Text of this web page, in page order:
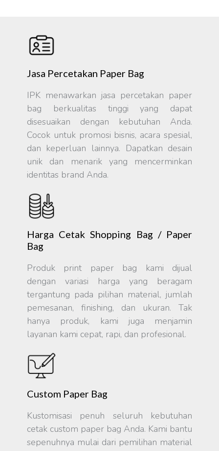
Jasa Percetakan Paper Bag
IPK menawarkan jasa percetakan paper
bag berkualitas tinggi yang dapat
disesuaikan dengan kebutuhan Anda.
Cocok untuk promosi bisnis, acara spesial,
dan keperluan lainnya. Dapatkan desain
unik dan menarik yang mencerminkan
identitas brand Anda.
Harga Cetak Shopping Bag / Paper
Bag
Produk print paper bag kami dijual
dengan variasi harga yang beragam
tergantung pada pilihan material, jumlah
pemesanan, finishing, dan ukuran. Tak
hanya produk, kami juga menjamin
layanan kami cepat, rapi, dan profesional.
Custom Paper Bag
Kustomisasi penuh seluruh kebutuhan
cetak custom paper bag Anda. Kami bantu
sepenuhnya mulai dari pemilihan material